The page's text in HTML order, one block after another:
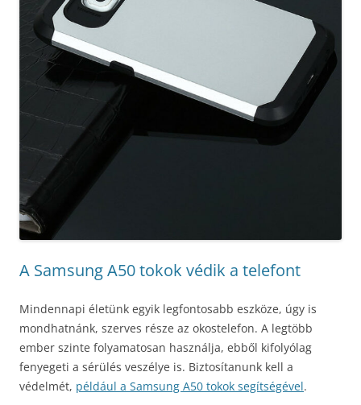
A Samsung A50 tokok védik a telefont
Mindennapi életünk egyik legfontosabb eszköze, úgy is
mondhatnánk, szerves része az okostelefon. A legtöbb
ember szinte folyamatosan használja, ebből kifolyólag
fenyegeti a sérülés veszélye is. Biztosítanunk kell a
védelmét, például a Samsung A50 tokok segítségével.